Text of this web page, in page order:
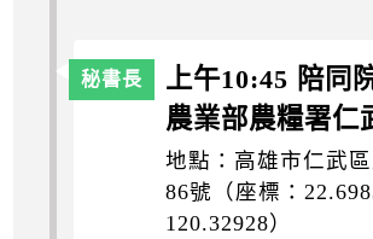
上午10:45 陪同
農業部農糧署仁
地點：高雄市仁武
86號（座標：
120.32928）